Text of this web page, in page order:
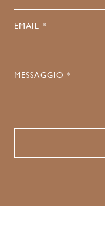
EMAIL *
MESSAGGIO *